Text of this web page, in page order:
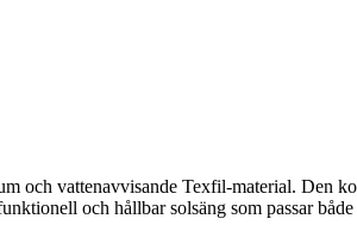
och vattenavvisande Texfil-material. Den
och hållbar solsäng som passar